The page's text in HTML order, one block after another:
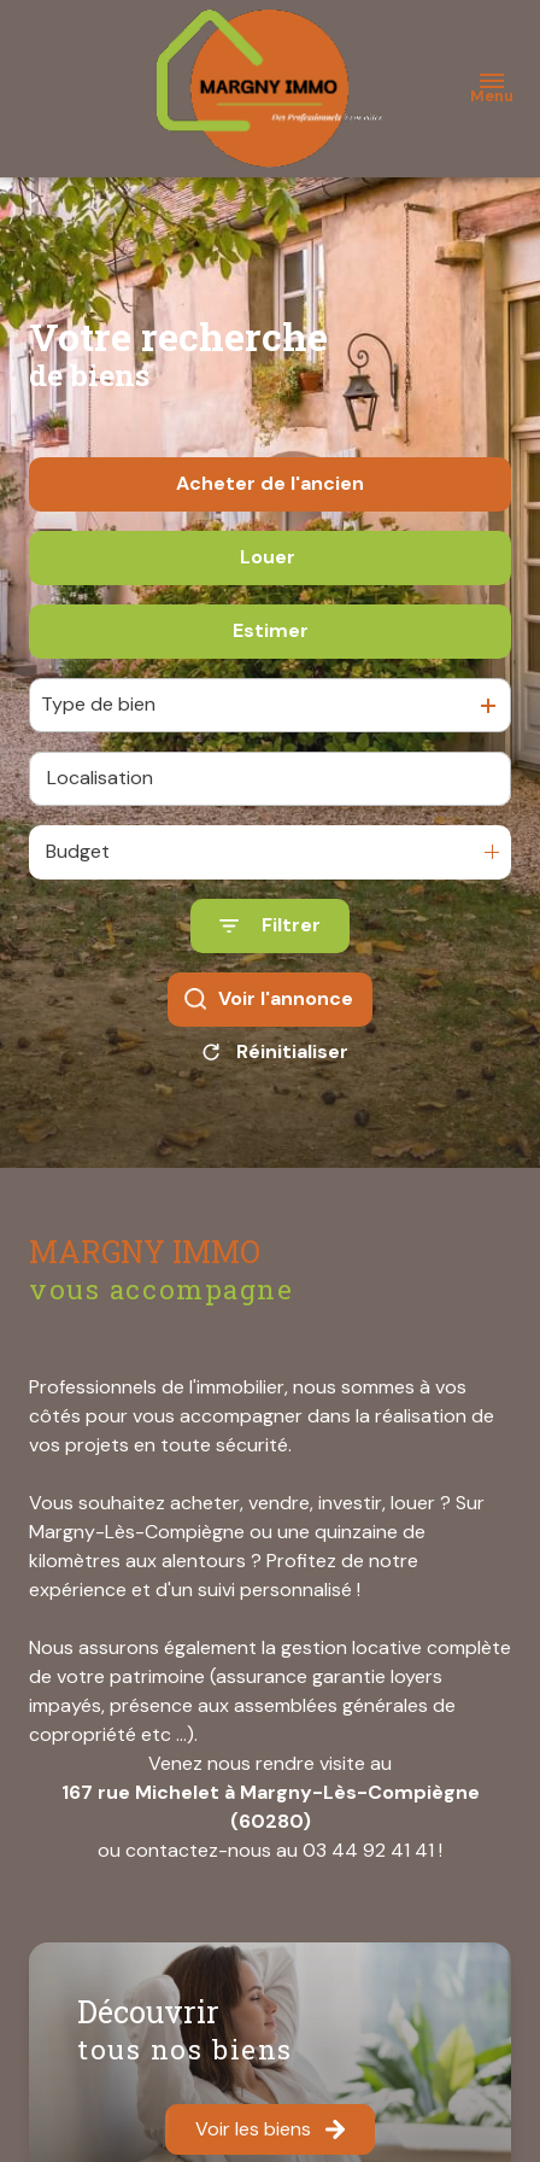
Menu
Votre recherche
de biens
Acheter de l'ancien
De l'immo pro
Louer
De l'immo pro
Estimer
Type de bien
Budget
Filtrer
Voir l'annonce
Réinitialiser
Découvrir
tous nos biens
Voir les biens
MARGNY IMMO
vous accompagne
Professionnels de l'immobilier, nous sommes à vos
côtés pour vous accompagner dans la réalisation de
vos projets en toute sécurité.
Vous souhaitez acheter, vendre, investir, louer ? Sur
Margny-Lès-Compiègne ou une quinzaine de
kilomètres aux alentours ? Profitez de notre
expérience et d'un suivi personnalisé !
Nous assurons également la gestion locative complète
de votre patrimoine (assurance garantie loyers
impayés, présence aux assemblées générales de
copropriété etc …).
Venez nous rendre visite au
167 rue Michelet à Margny-Lès-Compiègne
(60280)
ou contactez-nous au 03 44 92 41 41 !